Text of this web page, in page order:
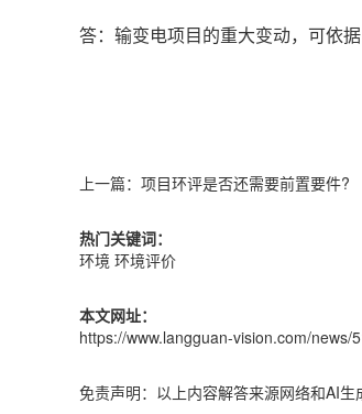
答：输变电项目的重大变动，可依
上一篇： 项目环评是否还需要前置要件?
热门关键词：
环境 环境评价
本文网址：
https://www.langguan-vision.com/news/
免责声明：以上内容解答来源网络和AI